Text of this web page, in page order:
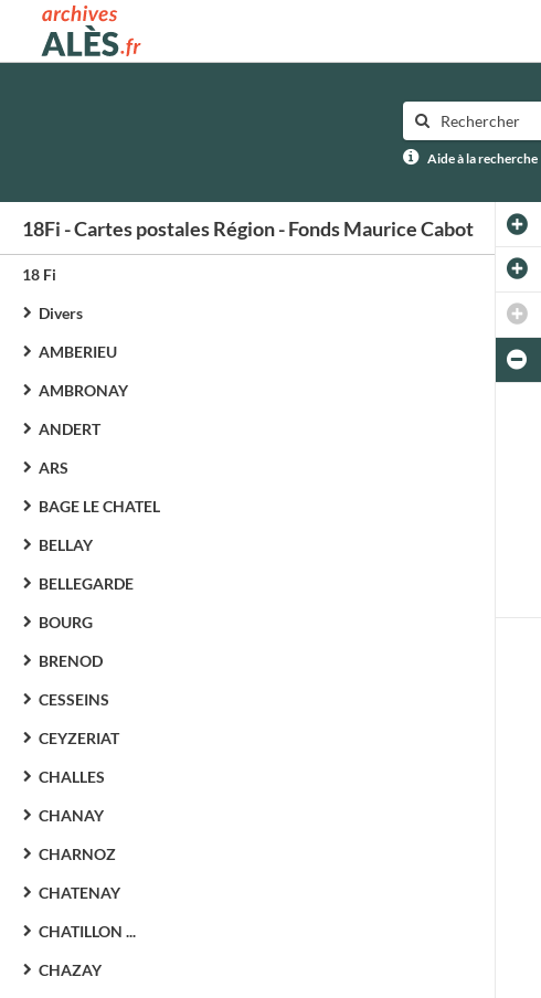
Archives municipales d'Alès
Aide à la recherche
18Fi - Cartes postales Région - Fonds Maurice Cabot
18 Fi
Divers
AMBERIEU
AMBRONAY
ANDERT
ARS
BAGE LE CHATEL
BELLAY
BELLEGARDE
BOURG
BRENOD
CESSEINS
CEYZERIAT
CHALLES
CHANAY
CHARNOZ
CHATENAY
CHATILLON ...
CHAZAY